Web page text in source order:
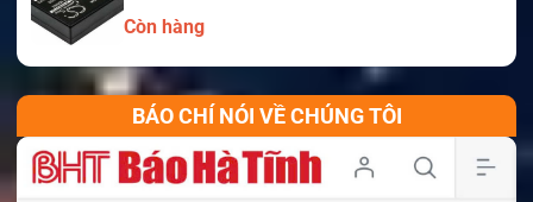
Còn hàng
BÁO CHÍ NÓI VỀ CHÚNG TÔI